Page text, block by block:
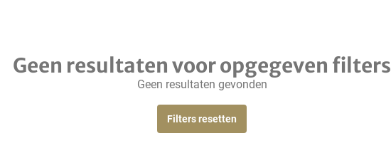
Geen resultaten voor opgegeven filters
Geen resultaten gevonden
Filters resetten